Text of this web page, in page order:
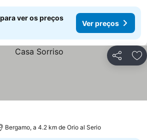
ver os preços
Ver preços
Partilhar
Bergamo, a 4.2 km de Orio al Serio